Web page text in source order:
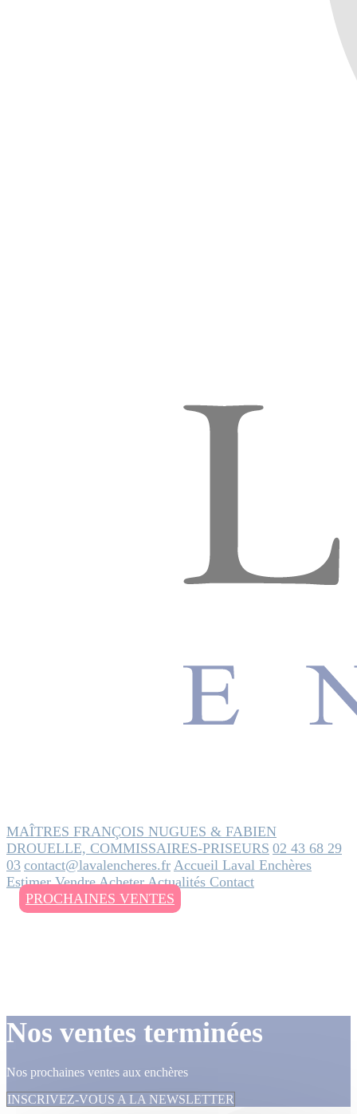
MAÎTRES FRANÇOIS NUGUES & FABIEN
DROUELLE, COMMISSAIRES-PRISEURS 02 43 68 29
03 contact@lavalencheres.fr Accueil Laval Enchères
EstimerVendreAcheterActualités Contact
PROCHAINES VENTES
Nos ventes terminées
Nos prochaines ventes aux enchères
INSCRIVEZ-VOUS A LA NEWSLETTER